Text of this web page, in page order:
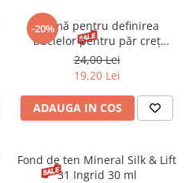
-20%
Cremă pentru definirea
buclelor pentru păr creț
Byphasse 250 ml
24,00 Lei
19,20 Lei
ADAUGA IN COS
Fond de ten Mineral Silk & Lift
31 Ingrid 30 ml